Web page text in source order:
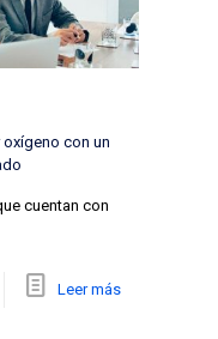
con un
cuentan con
Leer más